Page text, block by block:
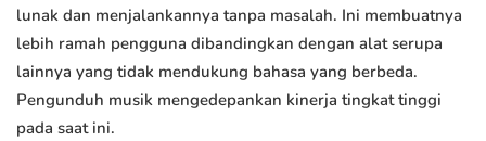
lunak dan menjalankannya tanpa masalah. Ini membuatnya
lebih ramah pengguna dibandingkan dengan alat serupa
lainnya yang tidak mendukung bahasa yang berbeda.
Pengunduh musik mengedepankan kinerja tingkat tinggi
pada saat ini.